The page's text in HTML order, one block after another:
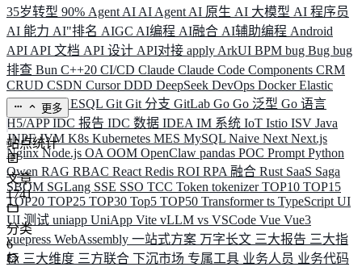
35岁转型 90% Agent AI AI Agent AI 原生 AI 大模型 AI 程序员
AI 能力 AI"排名 AIGC AI编程 AI融合 AI辅助编程 Android
API API 文档 API 设计 API对接 apply ArkUI BPM bug Bug bug
排查 Bun C++20 CI/CD Claude Claude Code Components CRM
CRUD CSDN CursorDDD DeepSeek DevOps DockerElastic
ELK ElysiaESQL Git Git 分支 GitLab Go Go 泛型 Go 语言
H5/APPIDC 报告 IDC 数据 IDEA IM 系统 IoT Istio ISV Java
JNPFJVM K8s Kubernetes MES MySQL Naive Next Next.js
NginxNode.js OA OOM OpenClaw pandas POC Prompt Python
Qwen RAG RBAC React Redis ROI RPA 融合 Rust SaaS Saga
SBOM SGLang SSE SSO TCC Token tokenizerTOP10 TOP15
TOP20 TOP25 TOP30 Top5 TOP50 Transformerts TypeScript UI
UI 测试 uniapp UniApp Vite vLLM vs VSCode Vue Vue3
vuepress WebAssembly 一站式方案 万字长文 三大报告 三大指
标 三大维度 三方联合 下沉市场 专属工具 业务人员 业务代码
更多
站点统计
文章
1741
分类
6